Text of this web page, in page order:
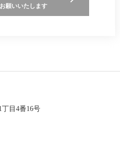
願いいたします
丁目4番16号